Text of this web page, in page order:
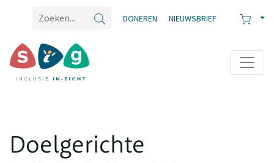
DONEREN NIEUWSBRIEF
Doelgerichte